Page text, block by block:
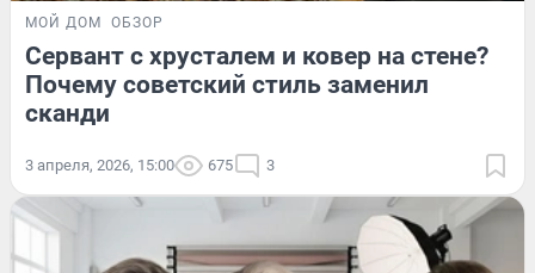
МОЙ ДОМ ОБЗОР
Сервант с хрусталем и ковер на стене?
Почему советский стиль заменил
сканди
3 апреля, 2026, 15:00 675 3